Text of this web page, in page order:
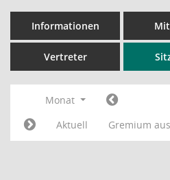
Informationen
Vertreter
Monat
Aktuell
Gremium